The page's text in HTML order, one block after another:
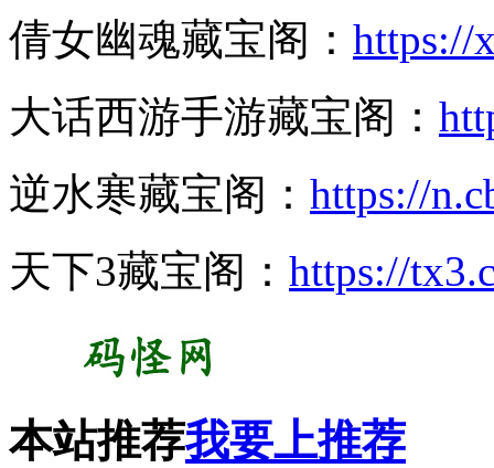
倩女幽魂藏宝阁： https://
大话西游手游藏宝阁：
逆水寒藏宝阁： https://
天下3藏宝阁： https://
本站推荐我要上推荐